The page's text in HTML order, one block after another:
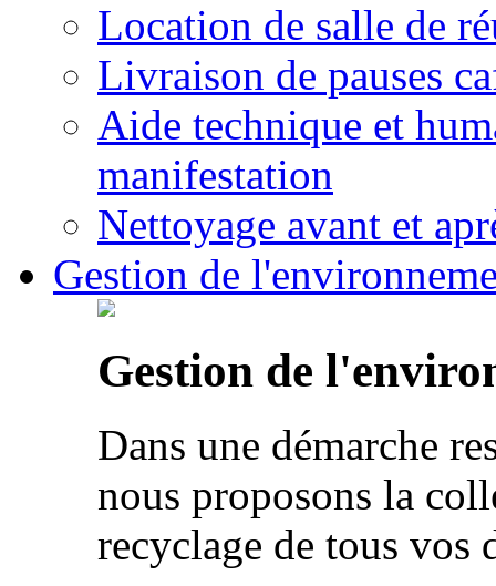
Location de salle de
Livraison de pauses
Aide technique et
manifestation
Nettoyage avant et
Gestion de
Gestion de
Dans une démarche
nous proposons la
recyclage de tous vos